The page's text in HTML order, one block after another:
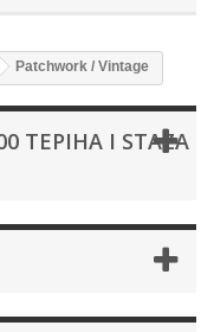
Patchwork / Vintage
TEPIHA I STAZA